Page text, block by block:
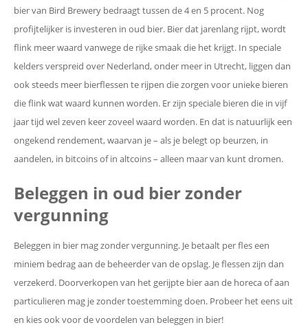
bier van Bird Brewery bedraagt tussen de 4 en 5 procent. Nog
profijtelijker is investeren in oud bier. Bier dat jarenlang rijpt, wordt
flink meer waard vanwege de rijke smaak die het krijgt. In speciale
kelders verspreid over Nederland, onder meer in Utrecht, liggen dan
ook steeds meer bierflessen te rijpen die zorgen voor unieke bieren
die flink wat waard kunnen worden. Er zijn speciale bieren die in vijf
jaar tijd wel zeven keer zoveel waard worden. En dat is natuurlijk een
ongekend rendement, waarvan je – als je belegt op beurzen, in
aandelen, in bitcoins of in altcoins – alleen maar van kunt dromen.
Beleggen in oud bier zonder
vergunning
Beleggen in bier mag zonder vergunning. Je betaalt per fles een
miniem bedrag aan de beheerder van de opslag. Je flessen zijn dan
verzekerd. Doorverkopen van het gerijpte bier aan de horeca of aan
particulieren mag je zonder toestemming doen. Probeer het eens uit
en kies ook voor de voordelen van beleggen in bier!